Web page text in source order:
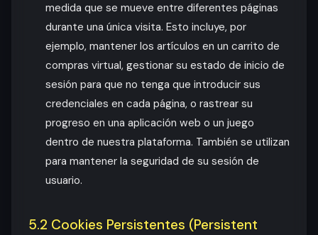
medida que se mueve entre diferentes páginas
durante una única visita. Esto incluye, por
ejemplo, mantener los artículos en un carrito de
compras virtual, gestionar su estado de inicio de
sesión para que no tenga que introducir sus
credenciales en cada página, o rastrear su
progreso en una aplicación web o un juego
dentro de nuestra plataforma. También se utilizan
para mantener la seguridad de su sesión de
usuario.
5.2 Cookies Persistentes (Persistent